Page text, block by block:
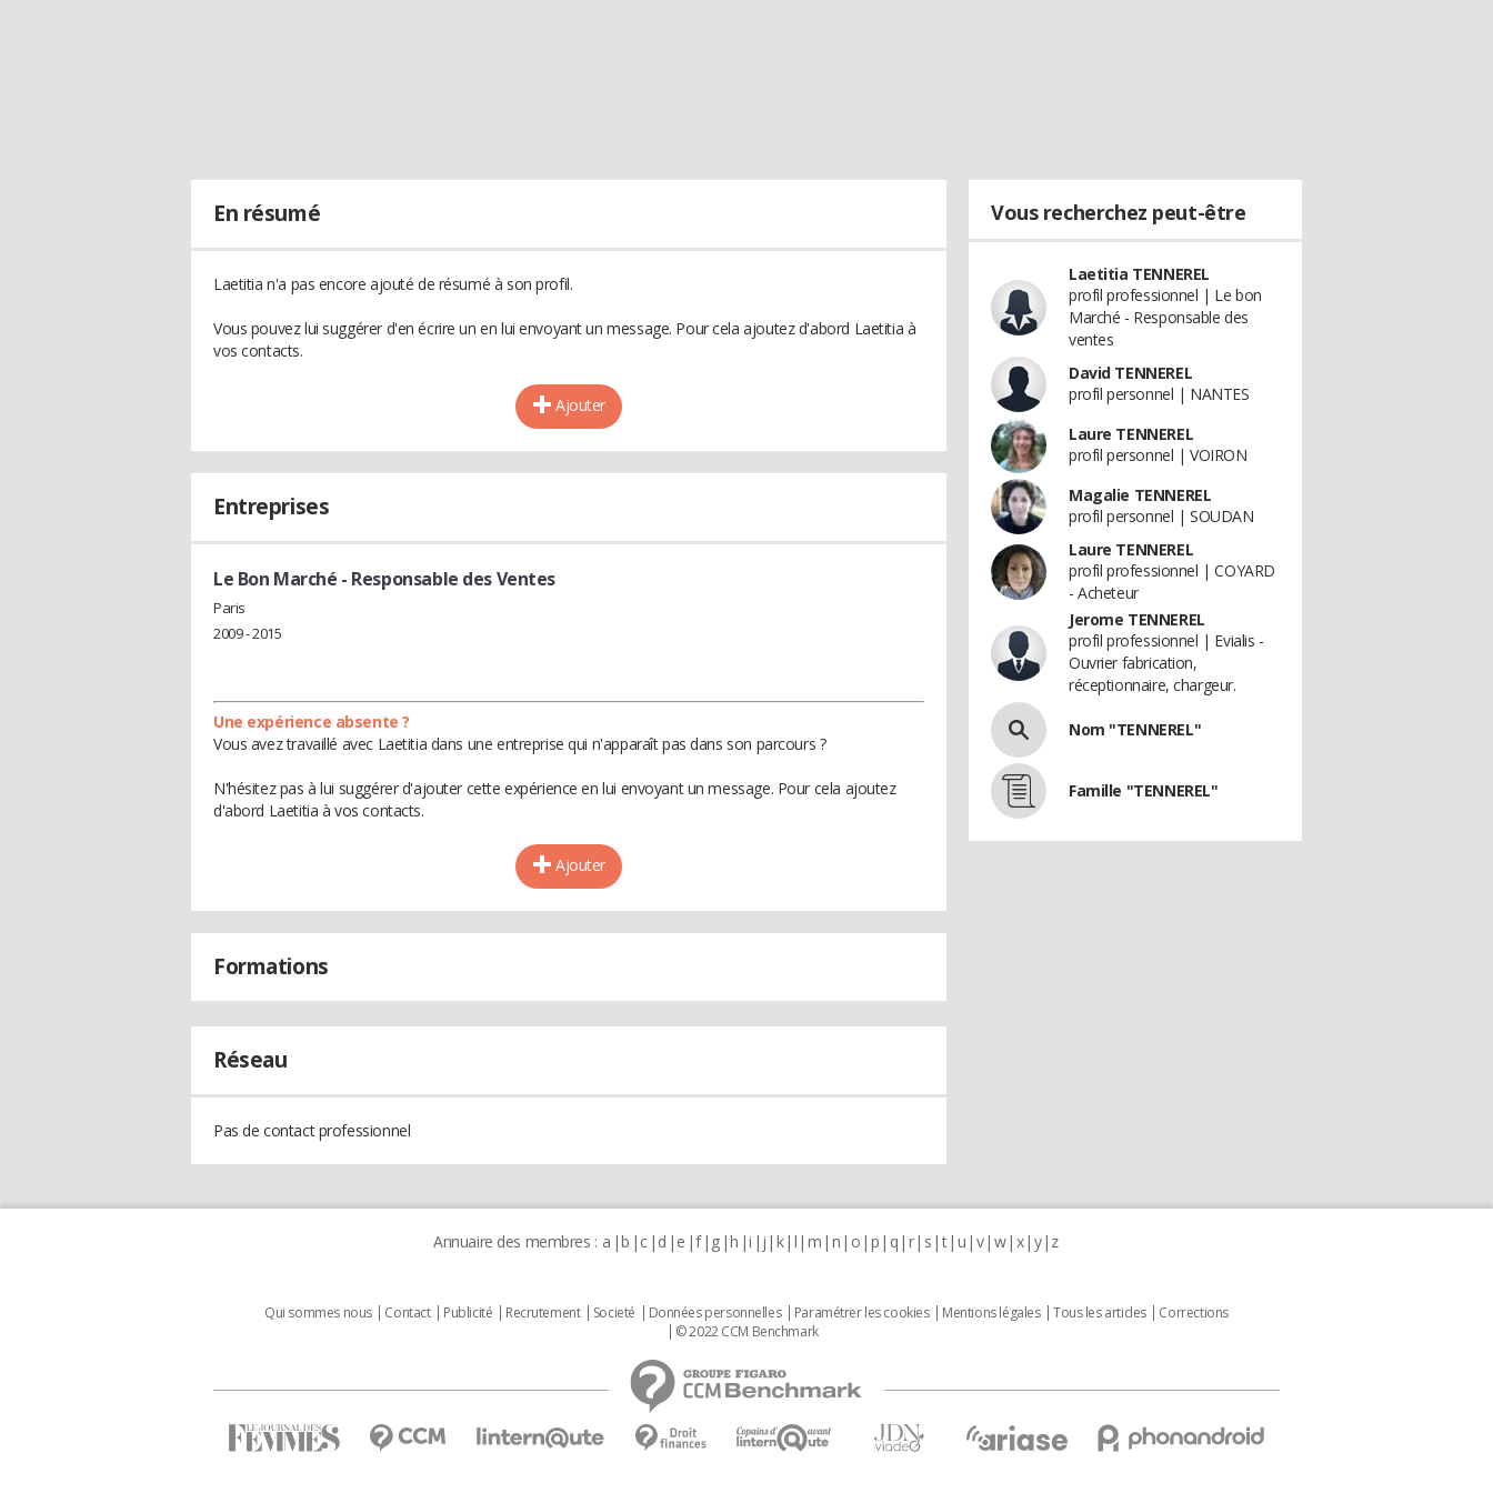
En résumé
Laetitia n'a pas encore ajouté de résumé à son profil.
Vous pouvez lui suggérer d'en écrire un en lui envoyant un message. Pour cela ajoutez d'abord Laetitia à
vos contacts.
Ajouter
Entreprises
Le Bon Marché - Responsable des Ventes
Paris
2009 - 2015
Une expérience absente ?
Vous avez travaillé avec Laetitia dans une entreprise qui n'apparaît pas dans son parcours ?
N'hésitez pas à lui suggérer d'ajouter cette expérience en lui envoyant un message. Pour cela ajoutez
d'abord Laetitia à vos contacts.
Ajouter
Formations
Réseau
Pas de contact professionnel
Vous recherchez peut-être
Laetitia TENNEREL
profil professionnel | Le bon
Marché - Responsable des
ventes
David TENNEREL
profil personnel | NANTES
Laure TENNEREL
profil personnel | VOIRON
Magalie TENNEREL
profil personnel | SOUDAN
Laure TENNEREL
profil professionnel | COYARD
- Acheteur
Jerome TENNEREL
profil professionnel | Evialis -
Ouvrier fabrication,
réceptionnaire, chargeur.
Nom "TENNEREL"
Famille "TENNEREL"
Annuaire des membres : a b c d e f g h i j k l m n o p q r s t u v w x y z
Qui sommes nous Contact Publicité Recrutement Societé Données personnelles Paramétrer les cookies Mentions légales Tous les articles
Corrections
© 2022 CCM Benchmark